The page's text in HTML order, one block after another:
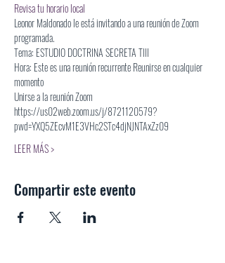
Revisa tu horario local
Leonor Maldonado le está invitando a una reunión de Zoom
programada.
Tema: ESTUDIO DOCTRINA SECRETA Tlll
Hora: Este es una reunión recurrente Reunirse en cualquier
momento
Unirse a la reunión Zoom
https://us02web.zoom.us/j/8721120579?
pwd=YXQ5ZEcvM1E3VHc2STc4djNJNTAxZz09
LEER MÁS >
Compartir este evento